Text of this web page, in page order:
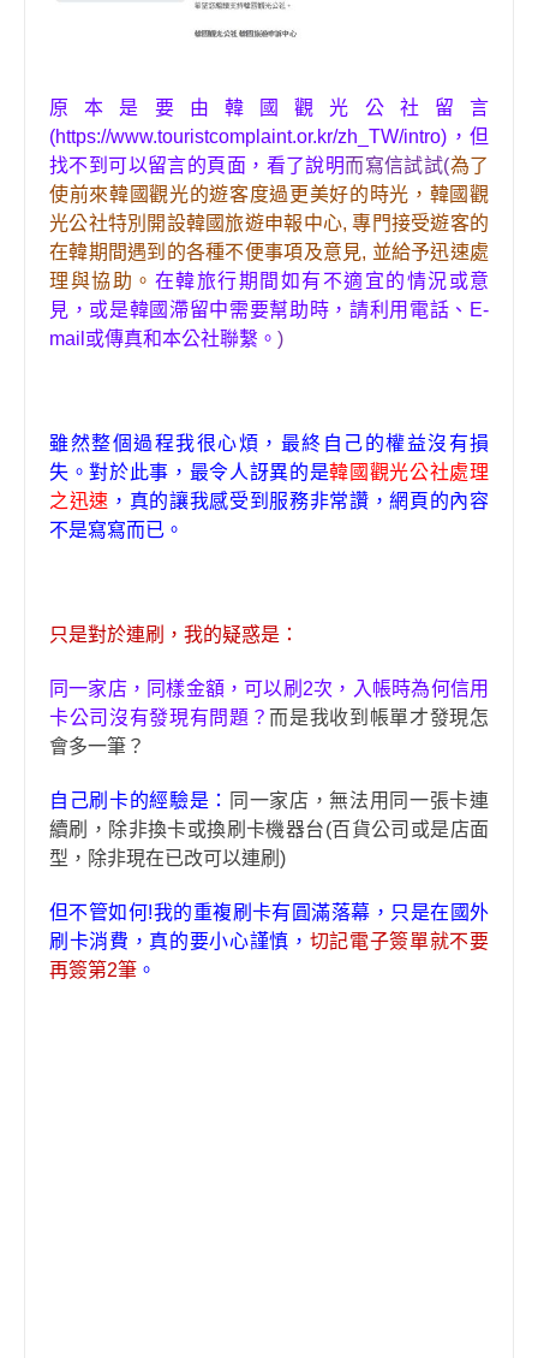
原本是要由 韓國觀光公社 留言
(https://www.touristcomplaint.or.kr/zh_TW/intro)，但
找不到可以留言的頁面，看了說明而寫信試試(為了
使前來韓國觀光的遊客度過更美好的時光，韓國觀
光公社特別開設韓國旅遊申報中心, 專門接受遊客的
在韓期間遇到的各種不便事項及意見, 並給予迅速處
理與協助。 在韓旅行期間如有不適宜的情況或意
見，或是韓國滯留中需要幫助時，請利用電話、E-
mail或傳真和本公社聯繫。 )
雖然整個過程我很心煩，最終自己的權益沒有損
失。對於此事 ， 最令人訝異的是韓國觀光公社處理
之迅速 ， 真的讓我感受到服務非常讚 ，網頁的內容
不是寫寫而已。
只是對於連刷，我的疑惑是：
同一家店，同樣金額，可以刷2次， 入帳時為何信用
卡公司沒有發現有問題？ 而是我收到帳單才發現怎
會多一筆？
自己刷卡的經驗是： 同一家店，無法用同一張卡連
續刷，除非換卡或換刷卡機器台(百貨公司或是店面
型，除非現在已改可以連刷)
但不管如何!我的重複刷卡有圓滿落幕，只是在國外
刷卡消費，真的要小心謹慎， 切記電子簽單就不要
再簽第2筆 。